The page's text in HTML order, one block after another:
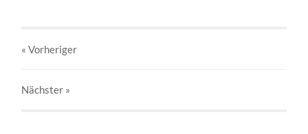
« Vorheriger
Nächster »